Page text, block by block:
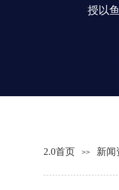
授以
2.0首页 >> 新闻